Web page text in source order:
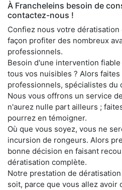
À Francheleins besoin de
contactez-nous !
Confiez nous votre
façon profiter des nombreux
professionnels.
Besoin d'une intervention
tous vos nuisibles ? Alors faites
professionnels, spécialistes du
Nous vous offrons un service
n'aurez nulle part ailleurs ;
pourrez en témoigner.
Où que vous soyez, vous ne
incursion de rongeurs. Alors
bonne décision en faisant
dératisation complète.
Notre prestation de
soit, parce que vous allez avoir